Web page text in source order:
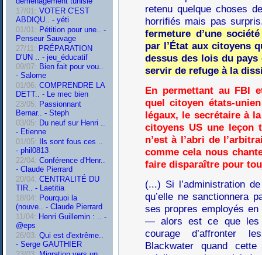
17/01: VOTER C'EST
ABDIQU.. - yéti
01/01: Pétition pour une.. -
Penseur Sauvage
27/11: PRÉPARATION
D'UN .. - jeu_éducatif
09/07: Bien fait pour vou..
- Salome
01/06: COMPRENDRE LA
DETT.. - Le mec bien
23/05: Passionnant
Bernar.. - Steph
03/05: Du neuf sur Henri ..
- Etienne
01/05:
Ils sont fous ces ..
- phil0813
22/04: Conférence d'Henr..
- Claude Pierrard
20/04: CENTRALITÉ DU
TIR.. - Laetitia
18/04: Pourquoi la
(nouve.. - Claude Pierrard
11/04: Henri Guillemin : .. -
@eps
26/03: Qui est d'extrême..
- Serge GAUTHIER
retenu quelque choses
horrifiés mais pas
fermeture d’une
par l’État aux citoyens
dessus des lois du
servir de refuge à la
En permettant au FBI
quel citoyen états-
légaux, le secrétaire à
citoyens US une leçon
n’est à l’abri de
comme cela nous
faire disparaître pour
(...) Si l’administration
qu’elle ne sanctionnera
ses propres employés
— alors est ce que les
courage d’affronter
Blackwater quand